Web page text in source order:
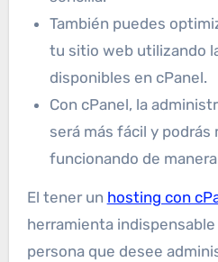
También puedes
tu sitio web utilizando
disponibles en cPanel.
Con cPanel, la
será más fácil y
funcionando de
El tener un hosting con
herramienta
persona que desee